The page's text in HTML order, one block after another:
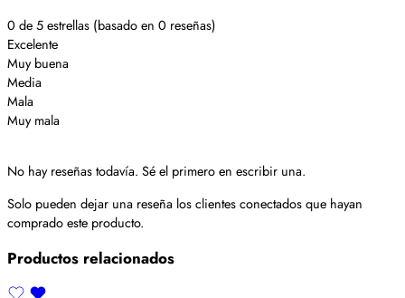
0 de 5 estrellas (basado en 0 reseñas)
Excelente
Muy buena
Media
Mala
Muy mala
No hay reseñas todavía. Sé el primero en escribir una.
Solo pueden dejar una reseña los clientes conectados que hayan
comprado este producto.
Productos relacionados